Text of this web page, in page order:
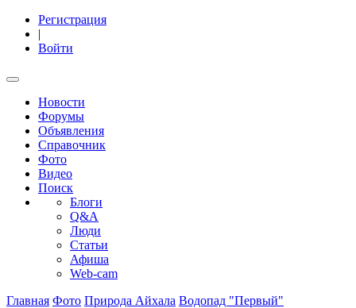
Регистрация
|
Войти
Новости
Форумы
Объявления
Справочник
Фото
Видео
Поиск
Блоги
Q&A
Люди
Статьи
Афиша
Web-cam
Главная Фото Природа Айхала Водопад "Первый"